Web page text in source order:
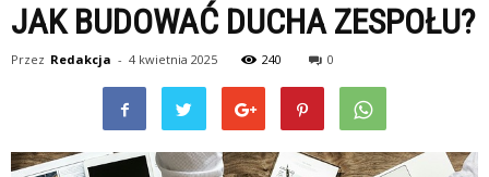
JAK BUDOWAĆ DUCHA ZESPOŁU?
Przez Redakcja - 4 kwietnia 2025 240 0